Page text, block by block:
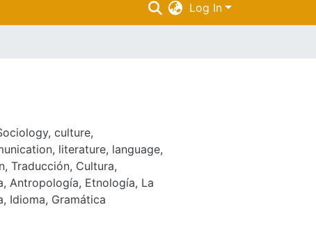
Log In
, culture,
, literature, language,
, Traducción, Cultura,
, Antropología, Etnología, La
, Idioma, Gramática